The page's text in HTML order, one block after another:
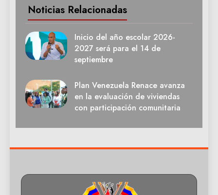
Noticias Relacionadas
Inicio del año escolar 2026-
2027 será para el 14 de
septiembre
Plan Venezuela Renace avanza
en la evaluación de viviendas
con participación comunitaria